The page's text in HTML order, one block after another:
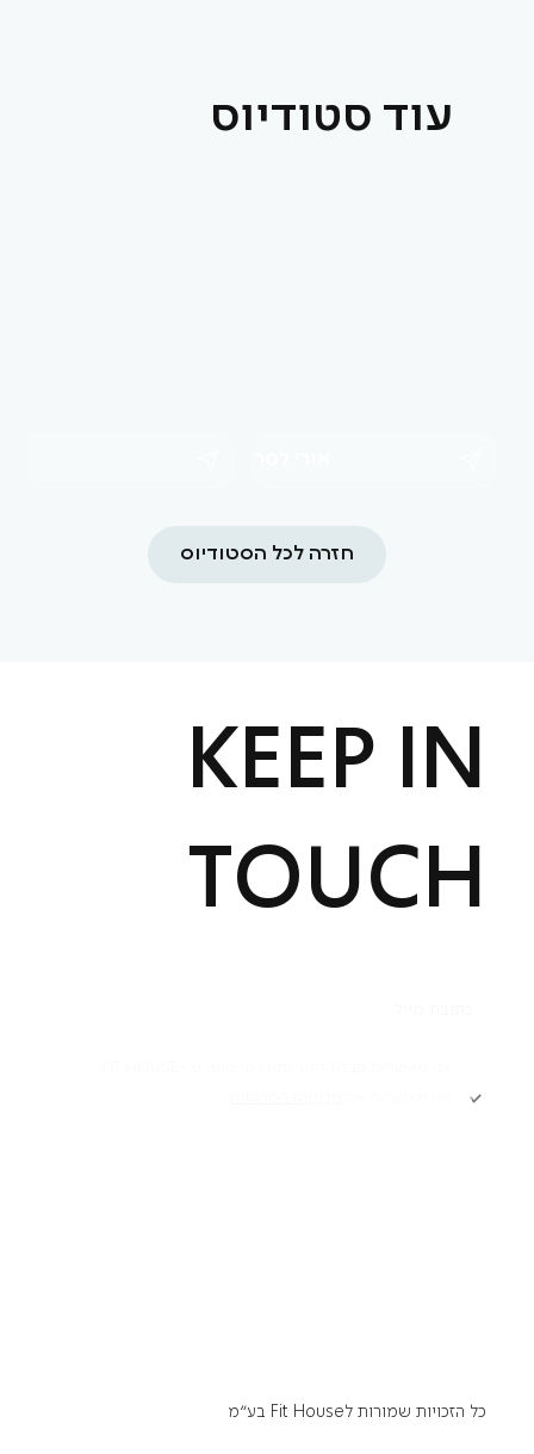
עוד סטודיוס
חזרה לכל הסטודיוס
KEEP IN
TOUCH
כל הזכויות שמורות לFit House בע״מ
Academy תקנון